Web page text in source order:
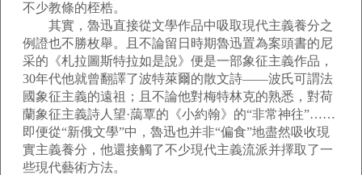
不少教條的桎梏。
其實，魯迅直接從文學作品中吸取現代主義養分之
例證也不勝枚舉。且不論留日時期魯迅置為案頭書的尼
采的《札拉圖斯特拉如是說》便是一部象征主義作品，
30年代他就曾翻譯了波特萊爾的散文詩——波氏可謂法
國象征主義的遠祖；且不論他對梅特林克的熟悉，對荷
蘭象征主義詩人望·藹覃的《小約翰》的“非常神往”……
即便從“新俄文學”中，魯迅也并非“偏食”地盡然吸收現
實主義養分，他還接觸了不少現代主義流派并擇取了一
些現代藝術方法。